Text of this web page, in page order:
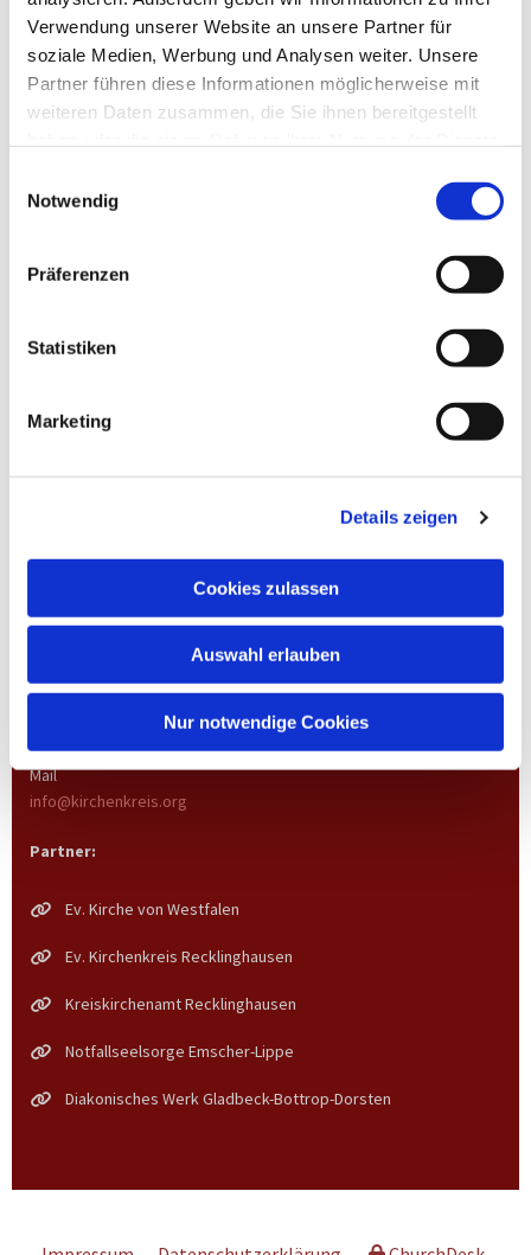
Verwendung unserer Website an unsere Partner für
soziale Medien, Werbung und Analysen weiter. Unsere
Partner führen diese Informationen möglicherweise mit
weiteren Daten zusammen, die Sie ihnen bereitgestellt
Notwendig
Präferenzen
Statistiken
Marketing
Details zeigen
Cookies zulassen
Auswahl erlauben
Nur notwendige Cookies
Geplant ist dies am Donnerstag, den 22. August 2024
um 19.00 Uhr im Innenhof zwischen Martinskirche und
Martinszentrum (An der Martinskirche 1 Bottrop).
Sommerliche Melodien und Abendlieder begleitet
Eingeladen zum Projektchor sind Chorsänger und -
es werden wollen. Die Probentermine sind jeweils
donnerstags, am 8. und 15. August um 19 Uhr in der
Die Leitung haben Zdenko Sojcic, koordinierender
Uphoff, Kantor an der Martinskirche. Weitere
Telefon 0172 5609337.
Ev. Kirchenkreis Gladbeck-Bottrop-Dorsten
45964 Gladbeck
02043 27 93 49
Mail
info@kirchenkreis.org
Partner:
Ev. Kirche von Westfalen
Ev. Kirchenkreis Recklinghausen
Kreiskirchenamt Recklinghausen
Notfallseelsorge Emscher-Lippe
Diakonisches Werk Gladbeck-Bottrop-Dorsten